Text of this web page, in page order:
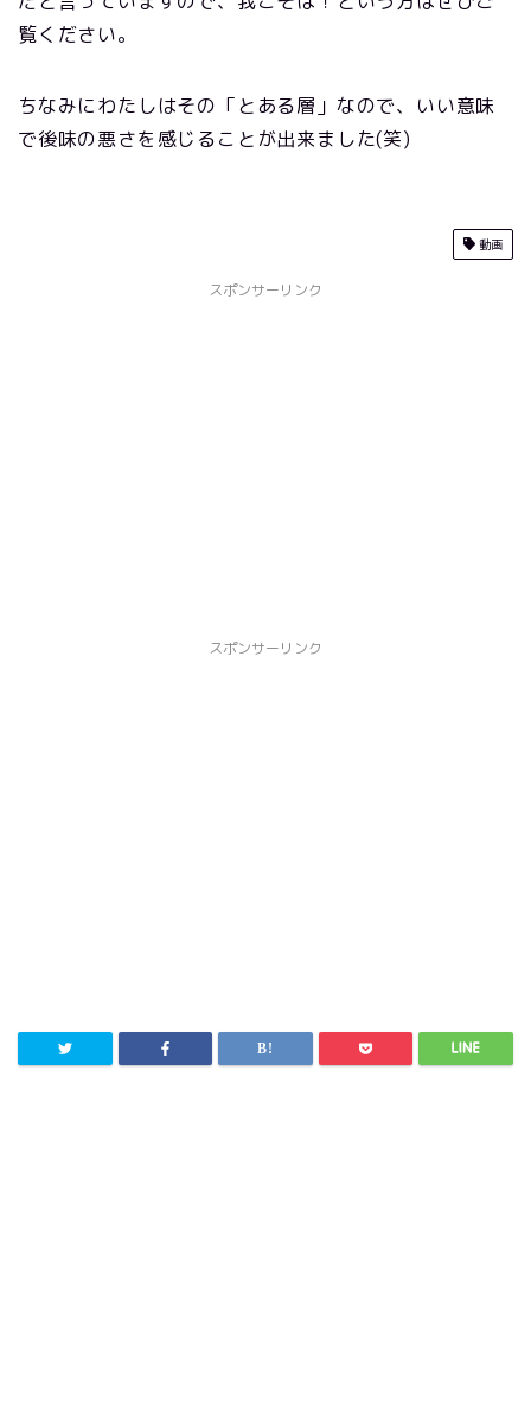
覧ください。
ちなみにわたしはその「とある層」なので、いい意味
で後味の悪さを感じることが出来ました(笑)
動画
スポンサーリンク
スポンサーリンク